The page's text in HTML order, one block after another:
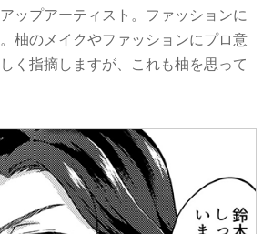
ップアーティスト。ファッションに
柚のメイクやファッションにプロ意
く指摘しますが、これも柚を思って